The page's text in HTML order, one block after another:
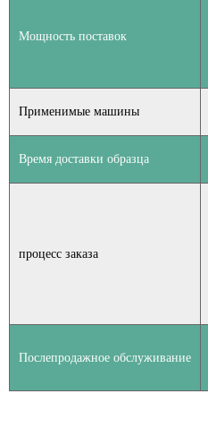
Мощность поставок
Применимые машины
Время доставки образца
процесс заказа
Послепродажное обслуживание